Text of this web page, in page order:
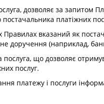
дозволяє за запитом
постачальника платіжних
вказаний як
доручення (наприклад,
що дозволяє
послуг.
платежу і послуги